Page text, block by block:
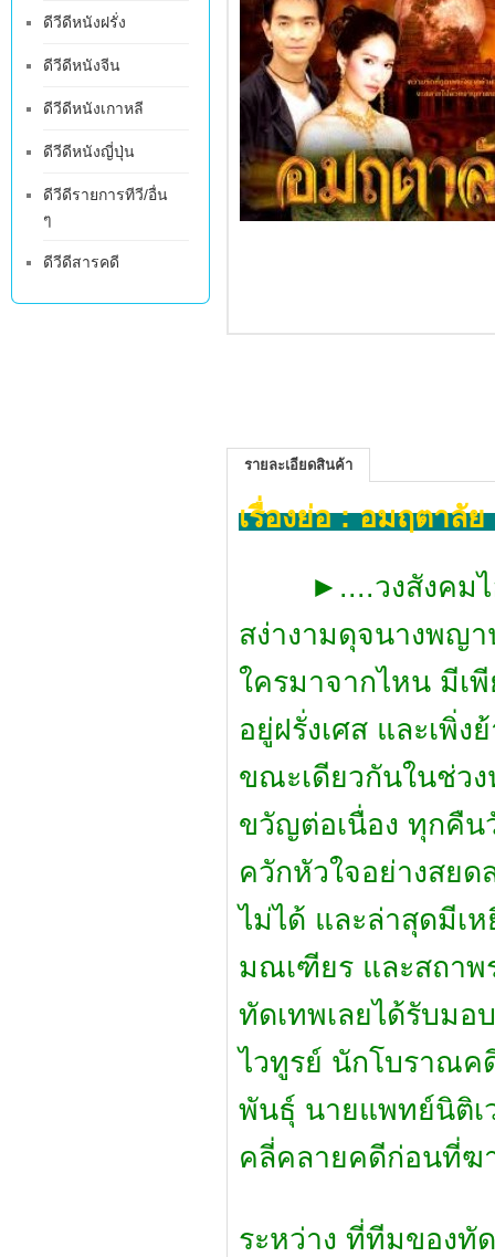
ดีวีดีหนังฝรั่ง
ดีวีดีหนังจีน
ดีวีดีหนังเกาหลี
ดีวีดีหนังญี่ปุ่น
ดีวีดีรายการทีวี/อื่น
ๆ
ดีวีดีสารคดี
รายละเอียดสินค้า
เรื่องย่อ : อมฤตาลั
► ....วงสังคม
สง่างามดุจนางพญา
ใครมาจากไหน มีเ
อยู่ฝรั่งเศส และเพิ่
ขณะเดียวกันในช่วง
ขวัญต่อเนื่อง ทุกคื
ควักหัวใจอย่างสย
ไม่ได้ และล่าสุดมีเ
มณเฑียร และสถาพ
ทัดเทพเลยได้รับม
ไวทูรย์ นักโบราณค
พันธุ์ นายแพทย์นิติ
คลี่คลายคดีก่อนที่ฆ
ระหว่าง ที่ทีมของทั